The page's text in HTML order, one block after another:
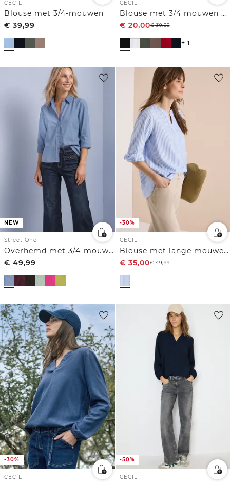
CECIL
Blouse met 3/4-mouwen
€ 39,99
CECIL
Blouse met 3/4 mouwen en gespleten hals in effen kleur
€ 20,00€39,99
+ 1
NEW
Street One
Overhemd met 3/4-mouwen en corduroy-mix
€ 49,99
-30%
CECIL
Blouse met lange mouwen in seersucker kwaliteit
€ 35,00€49,99
-30%
CECIL
-50%
CECIL